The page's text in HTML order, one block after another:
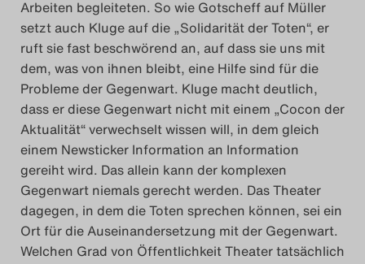
Arbeiten begleiteten. So wie Gotscheff auf Müller
setzt auch Kluge auf die „Solidarität der Toten“, er
ruft sie fast beschwörend an, auf dass sie uns mit
dem, was von ihnen bleibt, eine Hilfe sind für die
Probleme der Gegenwart. Kluge macht deutlich,
dass er diese Gegenwart nicht mit einem „Cocon der
Aktualität“ verwechselt wissen will, in dem gleich
einem Newsticker Information an Information
gereiht wird. Das allein kann der komplexen
Gegenwart niemals gerecht werden. Das Theater
dagegen, in dem die Toten sprechen können, sei ein
Ort für die Auseinandersetzung mit der Gegenwart.
Welchen Grad von Öffentlichkeit Theater tatsächlich